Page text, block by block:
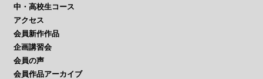
中・高校生コース
アクセス
会員新作作品
企画講習会
会員の声
会員作品アーカイブ